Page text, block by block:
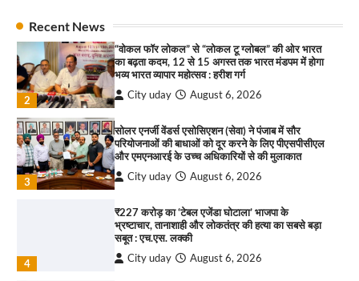
Recent News
3
सोलर एनर्जी वेंडर्स एसोसिएशन (सेवा) ने पंजाब में सौर
परियोजनाओं की बाधाओं को दूर करने के लिए पीएसपीसीएल
और एमएनआरई के उच्च अधिकारियों से की मुलाकात
City uday August 6, 2026
4
₹227 करोड़ का ‘टेबल एजेंडा घोटाला’ भाजपा के
भ्रष्टाचार, तानाशाही और लोकतंत्र की हत्या का सबसे बड़ा
सबूत : एच.एस. लक्की
City uday August 6, 2026
1
इंडियन नेशनल थियेटर द्वारा 9 अगस्त को होगा ‘वर्षा ऋतु
संगीत संध्या 2026’ का आयोजन
3
सरकारी आदर्श उच्च विद्यालय, सैक्टर 34-सी, चण्डीगढ़ में
कार्यक्रम आयोजित
City uday August 6, 2025
राहुल गाँधी ने खाई है वैश्विक मंच पर भारत को कमजोर करने
की कसम: देवशाली
City uday August 6, 2025
“गोपाल” ने पूजा प्लाजा जीरकपुर में अपने आउटलेट की